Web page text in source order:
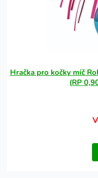
Hračka pro kočky míč
(RP